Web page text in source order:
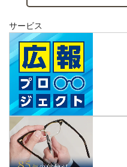
サービス